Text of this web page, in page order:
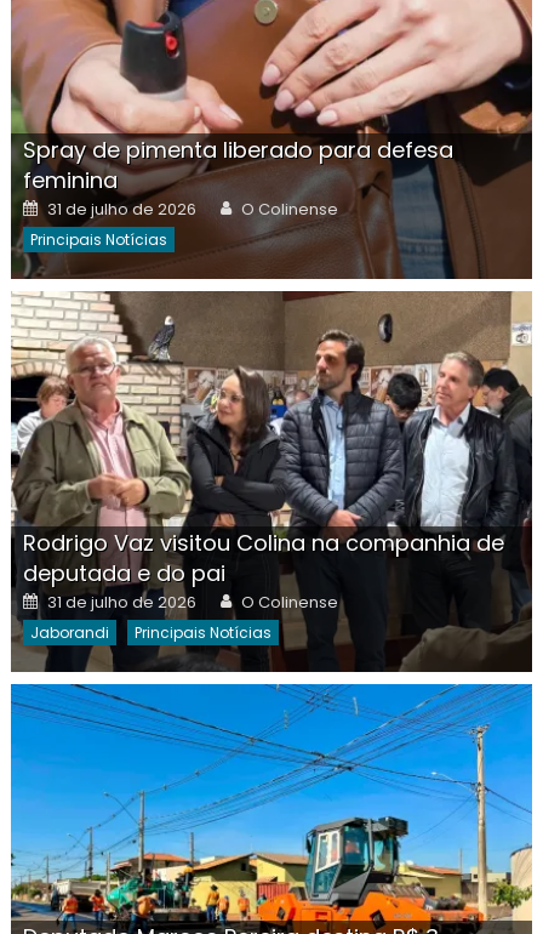
Spray de pimenta liberado para defesa
feminina
Posted
on
31 de julho de 2026 Author
O Colinense
Principais Notícias
Rodrigo Vaz visitou Colina na companhia de
deputada e do pai
Posted
on
31 de julho de 2026 Author
O Colinense
Jaborandi Principais Notícias